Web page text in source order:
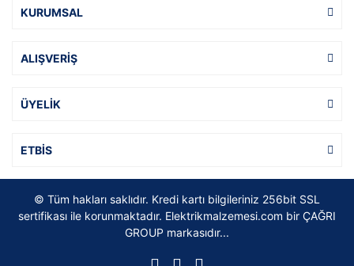
KURUMSAL
ALIŞVERİŞ
ÜYELİK
ETBİS
© Tüm hakları saklıdır. Kredi kartı bilgileriniz 256bit SSL
sertifikası ile korunmaktadır. Elektrikmalzemesi.com bir ÇAĞRI
GROUP markasıdır...